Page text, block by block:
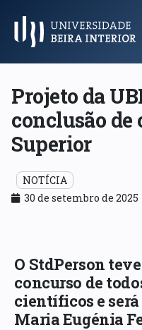
Menu Principal
Projeto da
conclusão de
Superior
NOTÍCIA
30 de setembro de 2025
O StdPerson
concurso de
científicos e
Maria Eugénia